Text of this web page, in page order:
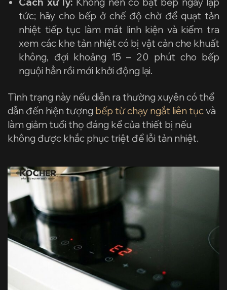
tức; hãy cho bếp ở chế độ chờ để quạt tản
nhiệt tiếp tục làm mát linh kiện và kiểm tra
xem các khe tản nhiệt có bị vật cản che khuất
không, đợi khoảng 15 – 20 phút cho bếp
nguội hẳn rồi mới khởi động lại.
Tình trạng này nếu diễn ra thường xuyên có thể
dẫn đến hiện tượng bếp từ chạy ngắt liên tụcvà
làm giảm tuổi thọ đáng kể của thiết bị nếu
không được khắc phục triệt để lỗi tản nhiệt.